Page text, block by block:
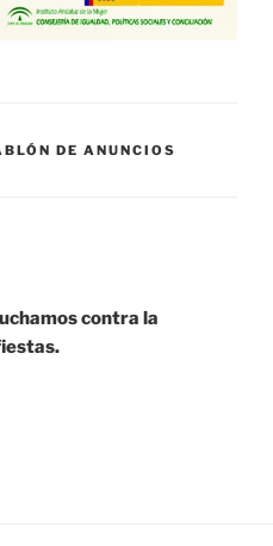
DE ANUNCIOS
contra la